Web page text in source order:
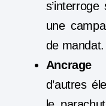
une
de mandat.
d’autres